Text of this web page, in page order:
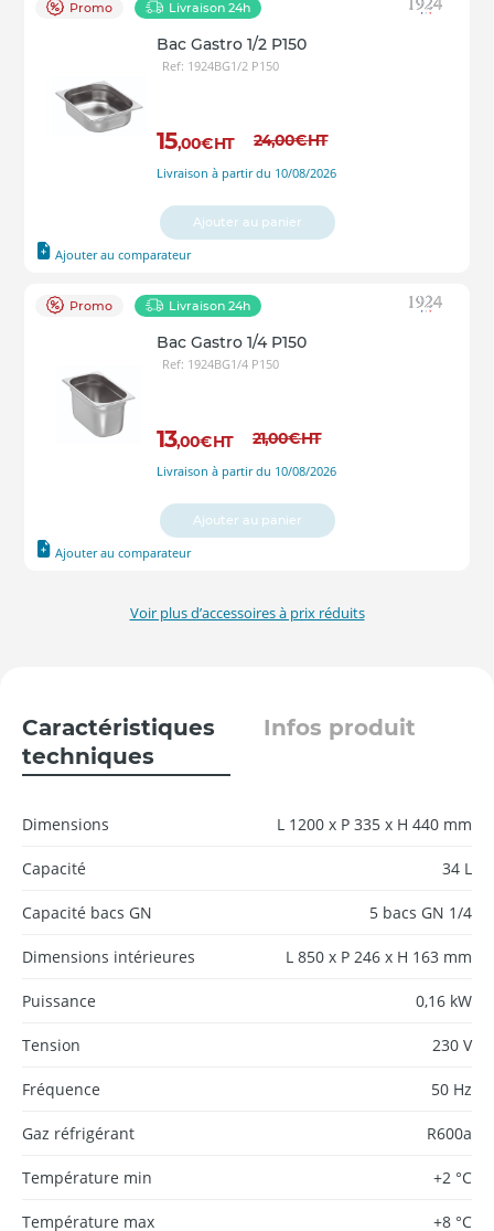
Promo Livraison 24h
Bac Gastro 1/2 P150
Ref: 1924BG1/2 P150
15,00€HT 24,00€HT
Livraison à partir du 10/08/2026
Ajouter au comparateur
Ajouter au panier
Promo Livraison 24h
Bac Gastro 1/4 P150
Ref: 1924BG1/4 P150
13,00€HT 21,00€HT
Livraison à partir du 10/08/2026
Ajouter au comparateur
Ajouter au panier
Voir plus d’accessoires à prix réduits
Caractéristiques
techniques
Infos produit
Dimensions L 1200 x P 335 x H 440 mm
Capacité 34 L
Capacité bacs GN 5 bacs GN 1/4
Dimensions intérieures L 850 x P 246 x H 163 mm
Puissance 0,16 kW
Tension 230 V
Fréquence 50 Hz
Gaz réfrigérant R600a
Température min +2 °C
Température max +8 °C